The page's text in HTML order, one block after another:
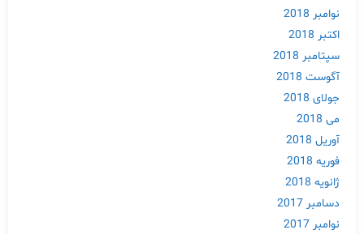
نوامبر 2018
اکتبر 2018
سپتامبر 2018
آگوست 2018
جولای 2018
می 2018
آوریل 2018
فوریه 2018
ژانویه 2018
دسامبر 2017
نوامبر 2017